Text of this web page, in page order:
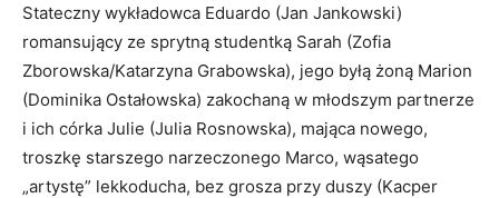
Stateczny wykładowca Eduardo (Jan Jankowski)
romansujący ze sprytną studentką Sarah (Zofia
Zborowska/Katarzyna Grabowska), jego byłą żoną Marion
(Dominika Ostałowska) zakochaną w młodszym partnerze
i ich córka Julie (Julia Rosnowska), mająca nowego,
troszkę starszego narzeczonego Marco, wąsatego
„artystę” lekkoducha, bez grosza przy duszy (Kacper